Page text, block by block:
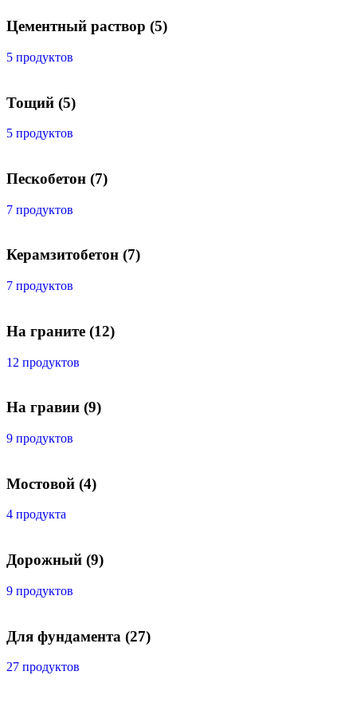
Цементный раствор (5)
5 продуктов
Тощий (5)
5 продуктов
Пескобетон (7)
7 продуктов
Керамзитобетон (7)
7 продуктов
На граните (12)
12 продуктов
На гравии (9)
9 продуктов
Мостовой (4)
4 продукта
Дорожный (9)
9 продуктов
Для фундамента (27)
27 продуктов